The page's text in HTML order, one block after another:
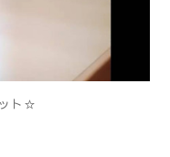
ト☆